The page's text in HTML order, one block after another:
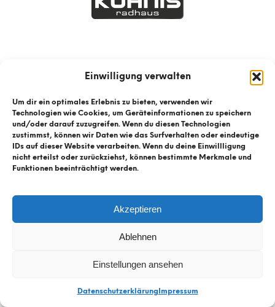
Einwilligung verwalten
Um dir ein optimales Erlebnis zu bieten, verwenden wir
Technologien wie Cookies, um Geräteinformationen zu speichern
und/oder darauf zuzugreifen. Wenn du diesen Technologien
zustimmst, können wir Daten wie das Surfverhalten oder eindeutige
IDs auf dieser Website verarbeiten. Wenn du deine Einwillligung
nicht erteilst oder zurückziehst, können bestimmte Merkmale und
Funktionen beeinträchtigt werden.
Akzeptieren
Ablehnen
Einstellungen ansehen
DatenschutzerklärungImpressum